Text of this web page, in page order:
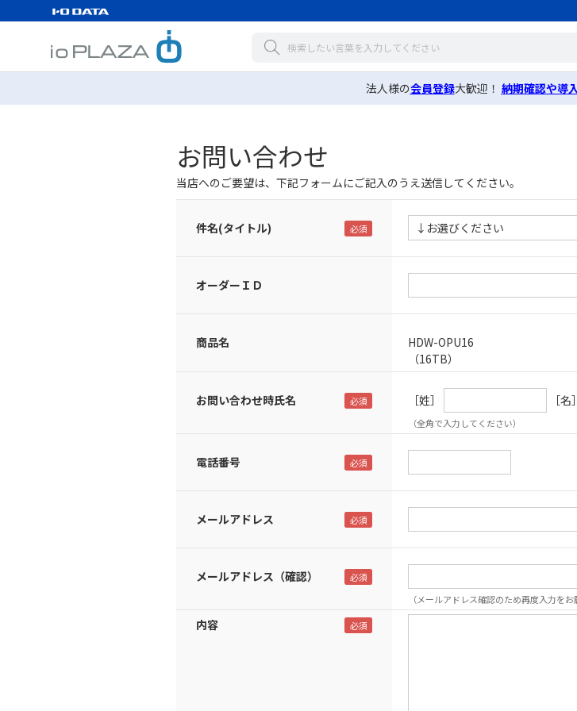
法人様の会員登録大歓迎！ 納期確認や導
お問い合わせ
当店へのご要望は、下記フォームにご記入のうえ送信してください。
件名(タイトル)
オーダーＩＤ
商品名
HDW-OPU16
（16TB）
お問い合わせ時氏名 ［姓］ ［名］
（全角で入力してください）
電話番号
メールアドレス
メールアドレス（確認）
（メールアドレス確認のため再度入力を
内容